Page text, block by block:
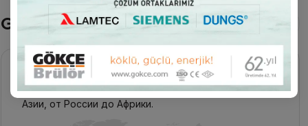
Gökçe Горелки в мире Подробнее
Gökçe Горелки расширяет географию экспорта с
Европейскими стандартами от Европы до Средней
Азии, от России до Африки.